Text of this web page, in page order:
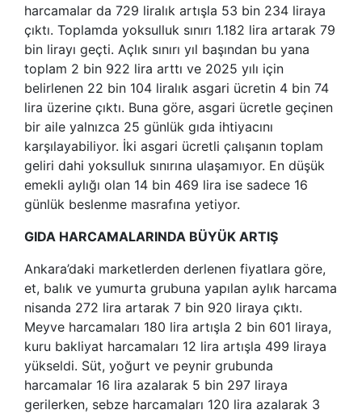
harcamalar da 729 liralık artışla 53 bin 234 liraya
çıktı. Toplamda yoksulluk sınırı 1.182 lira artarak 79
bin lirayı geçti. Açlık sınırı yıl başından bu yana
toplam 2 bin 922 lira arttı ve 2025 yılı için
belirlenen 22 bin 104 liralık asgari ücretin 4 bin 74
lira üzerine çıktı. Buna göre, asgari ücretle geçinen
bir aile yalnızca 25 günlük gıda ihtiyacını
karşılayabiliyor. İki asgari ücretli çalışanın toplam
geliri dahi yoksulluk sınırına ulaşamıyor. En düşük
emekli aylığı olan 14 bin 469 lira ise sadece 16
günlük beslenme masrafına yetiyor.
GIDA HARCAMALARINDA BÜYÜK ARTIŞ
Ankara’daki marketlerden derlenen fiyatlara göre,
et, balık ve yumurta grubuna yapılan aylık harcama
nisanda 272 lira artarak 7 bin 920 liraya çıktı.
Meyve harcamaları 180 lira artışla 2 bin 601 liraya,
kuru bakliyat harcamaları 12 lira artışla 499 liraya
yükseldi. Süt, yoğurt ve peynir grubunda
harcamalar 16 lira azalarak 5 bin 297 liraya
gerilerken, sebze harcamaları 120 lira azalarak 3